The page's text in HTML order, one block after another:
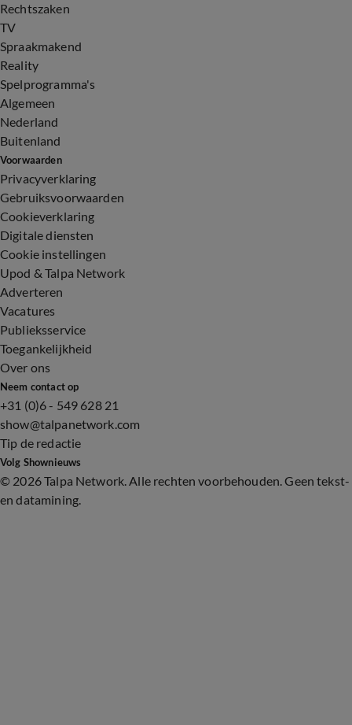
Rechtszaken
TV
Spraakmakend
Reality
Spelprogramma's
Algemeen
Nederland
Buitenland
Voorwaarden
Privacyverklaring
Gebruiksvoorwaarden
Cookieverklaring
Digitale diensten
Cookie instellingen
Upod & Talpa Network
Adverteren
Vacatures
Publieksservice
Toegankelijkheid
Over ons
Neem contact op
+31 (0)6 - 549 628 21
show@talpanetwork.com
Tip de redactie
Volg Shownieuws
© 2026 Talpa Network. Alle rechten voorbehouden. Geen tekst-
en datamining.